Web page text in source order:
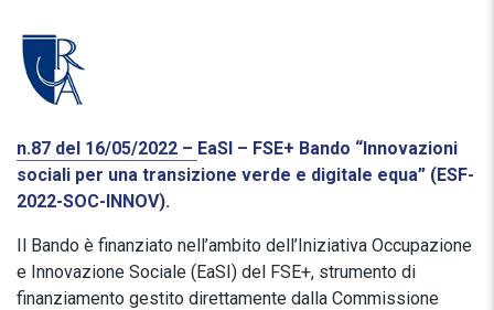
n.87 del 16/05/2022 – EaSI – FSE+ Bando “Innovazioni
sociali per una transizione verde e digitale equa” (ESF-
2022-SOC-INNOV).
Il Bando è finanziato nell’ambito dell’Iniziativa Occupazione
e Innovazione Sociale (EaSI) del FSE+, strumento di
finanziamento gestito direttamente dalla Commissione